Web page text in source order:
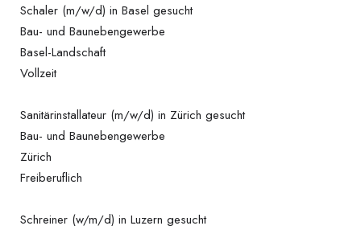
Schaler (m/w/d) in Basel gesucht
Bau- und Baunebengewerbe
Basel-Landschaft
Vollzeit
Sanitärinstallateur (m/w/d) in Zürich gesucht
Bau- und Baunebengewerbe
Zürich
Freiberuflich
Schreiner (w/m/d) in Luzern gesucht